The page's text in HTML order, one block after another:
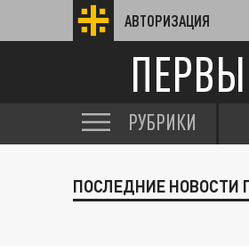
АВТОРИЗАЦИЯ
РУБРИКИ
ПОСЛЕДНИЕ НОВОСТИ